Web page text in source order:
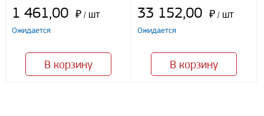
1 461,00 ₽ / шт
Ожидается
В корзину
33 152,00 ₽ / шт
Ожидается
В корзину